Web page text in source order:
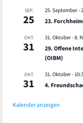
SEP.
25
25. September-
23.
OKT.
31
31. Oktober-8.
29. Offene
(OIBM)
OKT.
31
31. Oktober -
4.
Kalender anzeigen